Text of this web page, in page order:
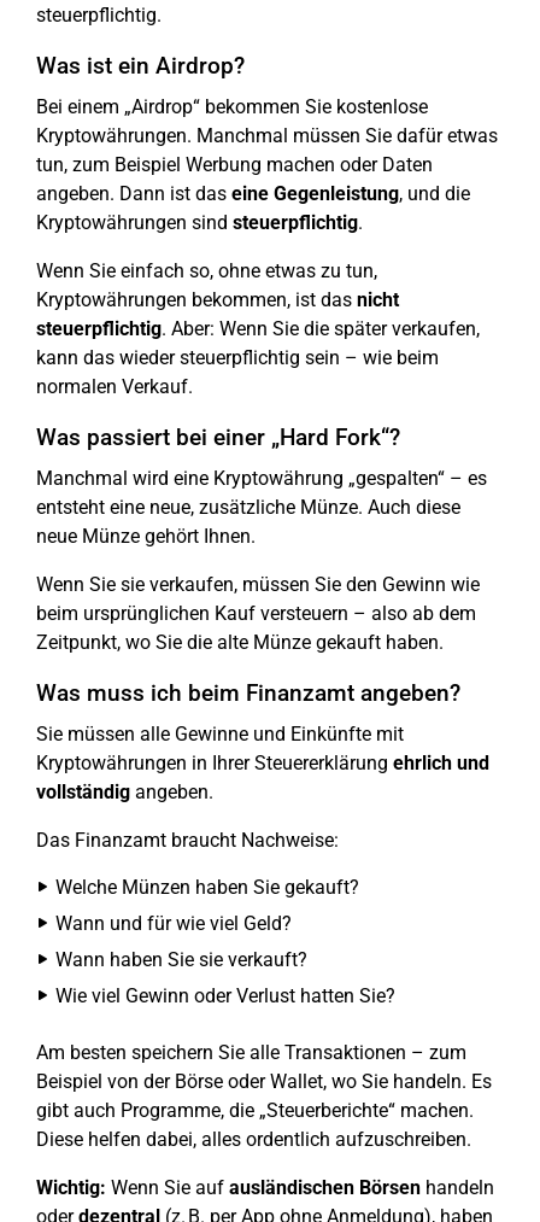
steuerpflichtig.
Was ist ein Airdrop?
Bei einem „Airdrop“ bekommen Sie kostenlose
Kryptowährungen. Manchmal müssen Sie dafür etwas
tun, zum Beispiel Werbung machen oder Daten
angeben. Dann ist das eine Gegenleistung, und die
Kryptowährungen sind steuerpflichtig.
Wenn Sie einfach so, ohne etwas zu tun,
Kryptowährungen bekommen, ist das nicht
steuerpflichtig. Aber: Wenn Sie die später verkaufen,
kann das wieder steuerpflichtig sein – wie beim
normalen Verkauf.
Was passiert bei einer „Hard Fork“?
Manchmal wird eine Kryptowährung „gespalten“ – es
entsteht eine neue, zusätzliche Münze. Auch diese
neue Münze gehört Ihnen.
Wenn Sie sie verkaufen, müssen Sie den Gewinn wie
beim ursprünglichen Kauf versteuern – also ab dem
Zeitpunkt, wo Sie die alte Münze gekauft haben.
Was muss ich beim Finanzamt angeben?
Sie müssen alle Gewinne und Einkünfte mit
Kryptowährungen in Ihrer Steuererklärung ehrlich und
vollständig angeben.
Das Finanzamt braucht Nachweise:
Welche Münzen haben Sie gekauft?
Wann und für wie viel Geld?
Wann haben Sie sie verkauft?
Wie viel Gewinn oder Verlust hatten Sie?
Am besten speichern Sie alle Transaktionen – zum
Beispiel von der Börse oder Wallet, wo Sie handeln. Es
gibt auch Programme, die „Steuerberichte“ machen.
Diese helfen dabei, alles ordentlich aufzuschreiben.
Wichtig: Wenn Sie auf ausländischen Börsen handeln
oderdezentral (z. B. per App ohne Anmeldung), haben